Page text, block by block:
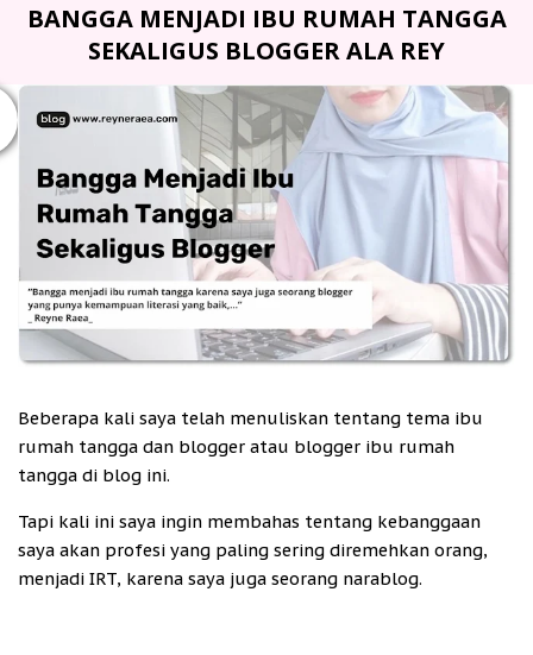
BANGGA MENJADI IBU RUMAH TANGGA
SEKALIGUS BLOGGER ALA REY
Beberapa kali saya telah menuliskan tentang tema ibu
rumah tangga dan blogger atau blogger ibu rumah
tangga di blog ini.
Tapi kali ini saya ingin membahas tentang kebanggaan
saya akan profesi yang paling sering diremehkan orang,
menjadi IRT, karena saya juga seorang narablog.